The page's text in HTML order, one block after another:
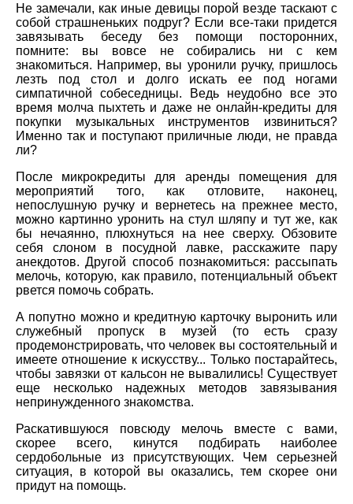
Не замечали, как иные девицы порой везде таскают с
собой страшненьких подруг? Если все-таки придется
завязывать беседу без помощи посторонних,
помните: вы вовсе не собирались ни с кем
знакомиться. Например, вы уронили ручку, пришлось
лезть под стол и долго искать ее под ногами
симпатичной собеседницы. Ведь неудобно все это
время молча пыхтеть и даже не онлайн-кредиты для
покупки музыкальных инструментов извиниться?
Именно так и поступают приличные люди, не правда
ли?
После микрокредиты для аренды помещения для
мероприятий того, как отловите, наконец,
непослушную ручку и вернетесь на прежнее место,
можно картинно уронить на стул шляпу и тут же, как
бы нечаянно, плюхнуться на нее сверху. Обзовите
себя слоном в посудной лавке, расскажите пару
анекдотов. Другой способ познакомиться: рассыпать
мелочь, которую, как правило, потенциальный объект
рвется помочь собрать.
А попутно можно и кредитную карточку выронить или
служебный пропуск в музей (то есть сразу
продемонстрировать, что человек вы состоятельный и
имеете отношение к искусству... Только постарайтесь,
чтобы завязки от кальсон не вывалились! Существует
еще несколько надежных методов завязывания
непринужденного знакомства.
Раскатившуюся повсюду мелочь вместе с вами,
скорее всего, кинутся подбирать наиболее
сердобольные из присутствующих. Чем серьезней
ситуация, в которой вы оказались, тем скорее они
придут на помощь.